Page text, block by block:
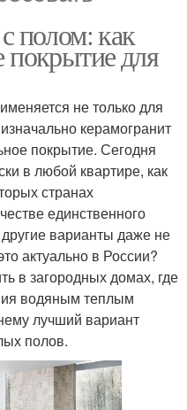
полом: как
покрытие для
не только для
керамогранит
покрытие. Сегодня
в любой квартире, как
странах
единственного
варианты даже не
актуально в России?
в загородных домах, где
водяным теплым
лучший вариант
полов.